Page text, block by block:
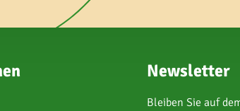
Newsletter
Bleiben Sie auf